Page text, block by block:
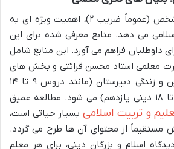
این درس، با ضریب مشخص (عموماً ضریب ۲)، اهمیت ویژه ای به
می دهد. منابع معرفی شده برای این
داوطلبان فراهم می آورد. این منابع شامل
معلمی استاد محسن قرائتی و بخش های
خاصی از کتاب های دین و زندگی دبیرستان (مانند دروس ۹ تا ۱۴
دینی دهم و دروس ۱۶ تا ۱۸ دینی یازدهم) می شود. مطالعه عمیق
و تربیت اسلامیبسیار حیاتی است،
مستقیماً از محتوای آن ها طرح می گردد.
اسلام و بزرگان دینی، برای هر معلم